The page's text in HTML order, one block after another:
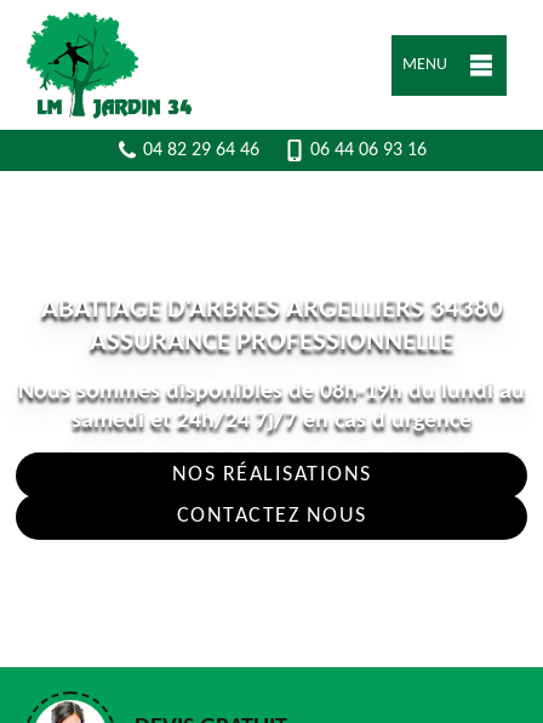
MENU
04 82 29 64 46 06 44 06 93 16
ABATTAGE D'ARBRES ARGELLIERS 34380
ASSURANCE PROFESSIONNELLE
Nous sommes disponibles de 08h-19h du lundi au
samedi et 24h/24 7j/7 en cas d urgence
NOS RÉALISATIONS
CONTACTEZ NOUS